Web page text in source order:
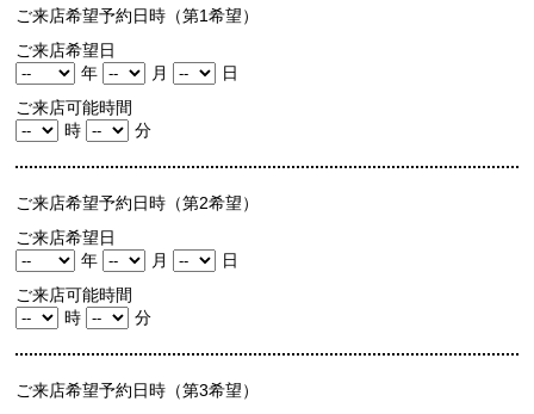
ご来店希望予約日時（第1希望）
ご来店希望日
年
月
日
ご来店可能時間
時
分
ご来店希望予約日時（第2希望）
ご来店希望日
年
月
日
ご来店可能時間
時
分
ご来店希望予約日時（第3希望）